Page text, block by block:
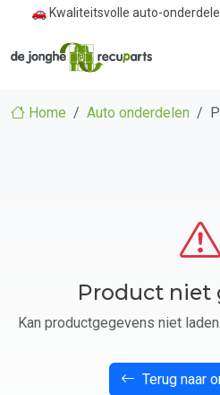
🚗 Kwaliteitsvolle auto-
Home Auto onderdelen
Product niet
Kan productgegevens niet
Terug naar